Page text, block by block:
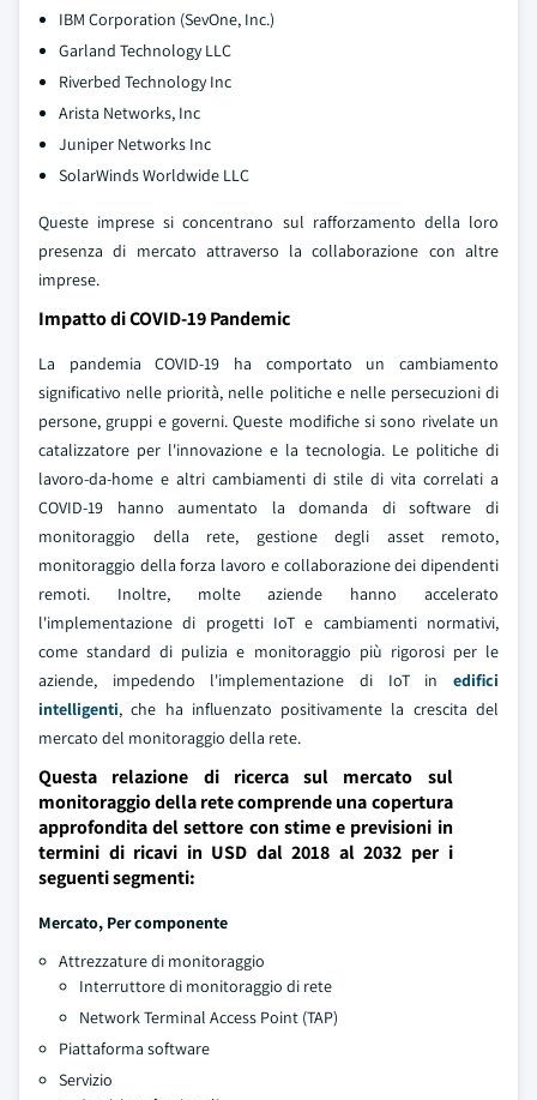
IBM Corporation (SevOne, Inc.)
Garland Technology LLC
Riverbed Technology Inc
Arista Networks, Inc
Juniper Networks Inc
SolarWinds Worldwide LLC
Queste imprese si concentrano sul rafforzamento della loro
presenza di mercato attraverso la collaborazione con altre
imprese.
Impatto di COVID-19 Pandemic
La pandemia COVID-19 ha comportato un cambiamento
significativo nelle priorità, nelle politiche e nelle persecuzioni di
persone, gruppi e governi. Queste modifiche si sono rivelate un
catalizzatore per l'innovazione e la tecnologia. Le politiche di
lavoro-da-home e altri cambiamenti di stile di vita correlati a
COVID-19 hanno aumentato la domanda di software di
monitoraggio della rete, gestione degli asset remoto,
monitoraggio della forza lavoro e collaborazione dei dipendenti
remoti. Inoltre, molte aziende hanno accelerato
l'implementazione di progetti IoT e cambiamenti normativi,
come standard di pulizia e monitoraggio più rigorosi per le
aziende, impedendo l'implementazione di IoT in edifici
intelligenti, che ha influenzato positivamente la crescita del
mercato del monitoraggio della rete.
Questa relazione di ricerca sul mercato sul
monitoraggio della rete comprende una copertura
approfondita del settore con stime e previsioni in
termini di ricavi in USD dal 2018 al 2032 per i
seguenti segmenti:
Mercato, Per componente
Attrezzature di monitoraggio
Interruttore di monitoraggio di rete
Network Terminal Access Point (TAP)
Piattaforma software
Servizio